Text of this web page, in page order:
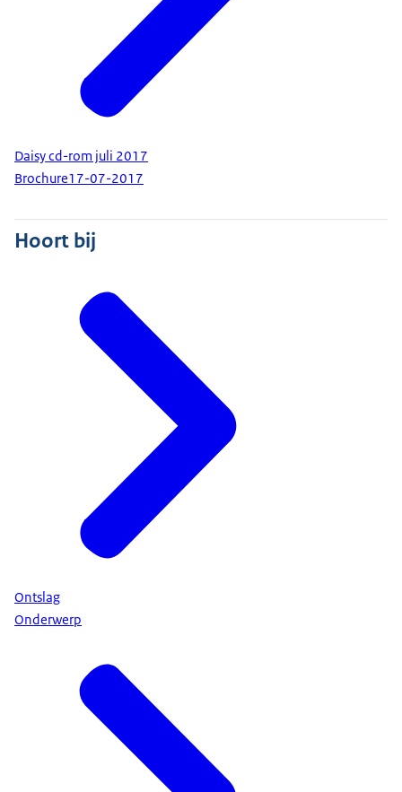
Daisy cd-rom juli 2017
Brochure17-07-2017
Hoort bij
Ontslag
Onderwerp